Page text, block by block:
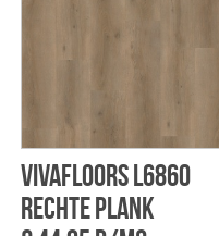
Vivafloors L6860
rechte plank